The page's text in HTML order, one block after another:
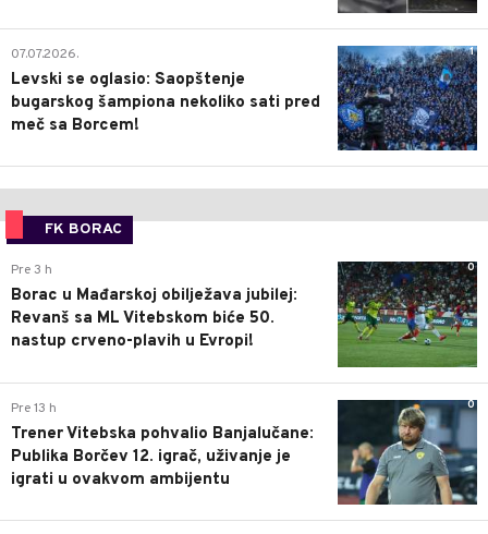
1
07.07.2026.
Levski se oglasio: Saopštenje
bugarskog šampiona nekoliko sati pred
meč sa Borcem!
FK BORAC
0
Pre 3 h
Borac u Mađarskoj obilježava jubilej:
Revanš sa ML Vitebskom biće 50.
nastup crveno-plavih u Evropi!
0
Pre 13 h
Trener Vitebska pohvalio Banjalučane:
Publika Borčev 12. igrač, uživanje je
igrati u ovakvom ambijentu